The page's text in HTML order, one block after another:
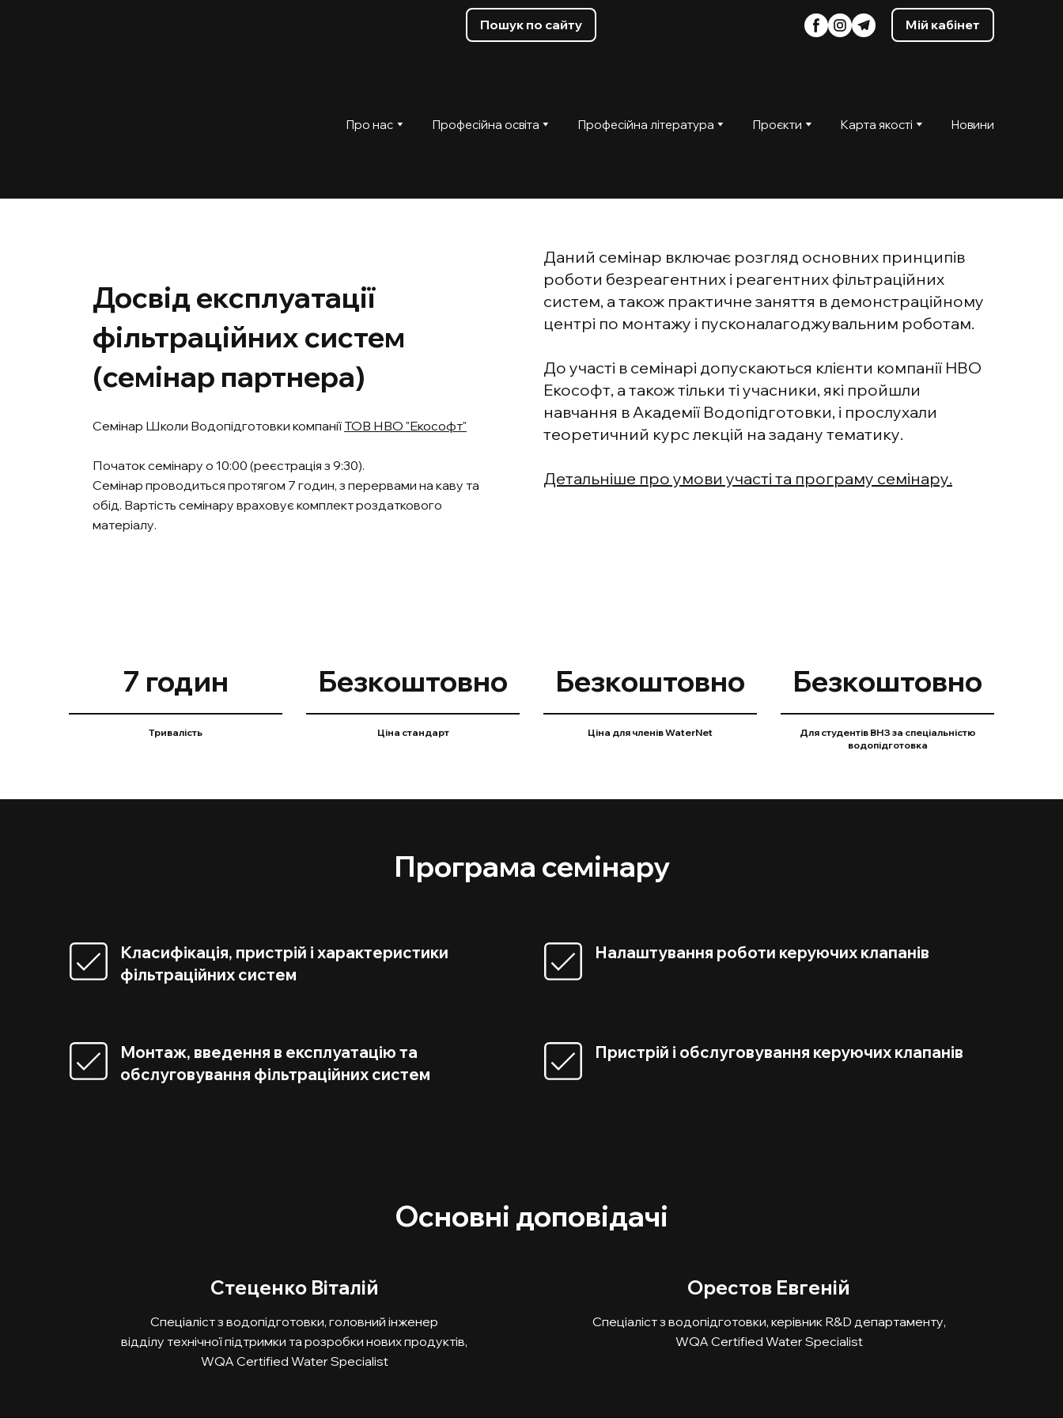
Пошук по сайту Мій кабінет
Про нас Професійна освіта Професійна література Проєкти Карта якості Новини
Досвід експлуатації
фільтраційних систем
(семінар партнера)
Семінар Школи Водопідготовки компанії ТОВ НВО "Екософт"
Початок семінару о 10:00 (реєстрація з 9:30).
Семінар проводиться протягом 7 годин, з перервами на каву та
обід. Вартість семінару враховує комплект роздаткового
матеріалу.
Даний семінар включає розгляд основних принципів
роботи безреагентних і реагентних фільтраційних
систем, а також практичне заняття в демонстраційному
центрі по монтажу і пусконалагоджувальним роботам.
До участі в семінарі допускаються клієнти компанії НВО
Екософт, а також тільки ті учасники, які пройшли
навчання в Академії Водопідготовки, і прослухали
теоретичний курс лекцій на задану тематику.
Детальніше про умови участі та програму семінару.
7 годин
Тривалість
Безкоштовно
Ціна cтандарт
Безкоштовно
Ціна для членів WaterNet
Безкоштовно
Для студентів ВНЗ за спеціальністю
водопідготовка
Програма семінару
Класифікація, пристрій і характеристики
фільтраційних систем
Налаштування роботи керуючих клапанів
Монтаж, введення в експлуатацію та
обслуговування фільтраційних систем
Пристрій і обслуговування керуючих клапанів
Основні доповідачі
Стеценко Віталій
Спеціаліст з водопідготовки, головний інженер
відділу технічної підтримки та розробки нових продуктів,
WQA Certified Water Specialist
Орестов Евгеній
Спеціаліст з водопідготовки, керівник R&D департаменту,
WQA Certified Water Specialist